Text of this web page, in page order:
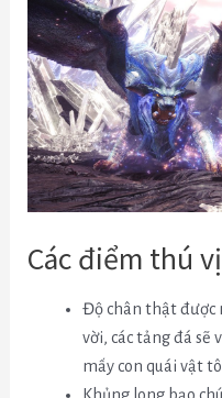
Các điểm thú
Độ chân thật được
vời, các tảng đá sẽ
mấy con quái vật